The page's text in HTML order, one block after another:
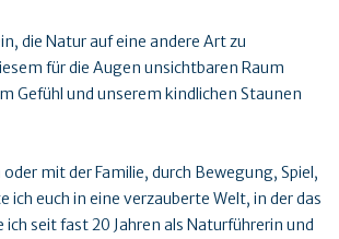
die Natur auf eine andere Art zu
für die Augen unsichtbaren Raum
Gefühl und unserem kindlichen Staunen
mit der Familie, durch Bewegung, Spiel,
ich euch in eine verzauberte Welt, in der das
ich seit fast 20 Jahren als Naturführerin und